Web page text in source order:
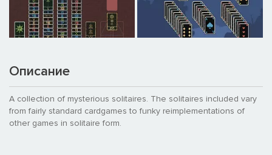
Описание
A collection of mysterious solitaires. The solitaires included vary
from fairly standard cardgames to funky reimplementations of
other games in solitaire form.